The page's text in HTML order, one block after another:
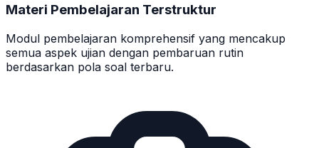
Materi Pembelajaran Terstruktur
Modul pembelajaran komprehensif yang mencakup
semua aspek ujian dengan pembaruan rutin
berdasarkan pola soal terbaru.